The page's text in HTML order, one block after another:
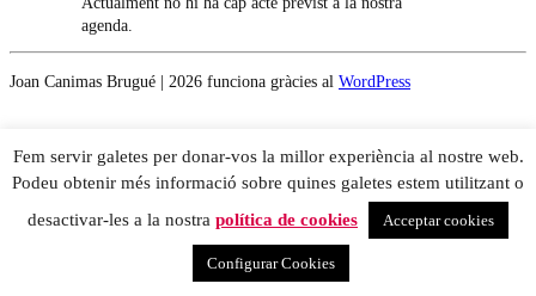
agenda.
Joan Canimas Brugué | 2026 funciona gràcies al WordPress
Fem servir galetes per donar-vos la millor experiència al nostre web.
Podeu obtenir més informació sobre quines galetes estem utilitzant o
desactivar-les a la nostra política de cookies Acceptar cookies
Configurar Cookies